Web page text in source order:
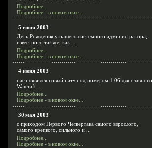
Подробнее...
Подробнее - в новом окне...
5 июня 2003
День Рождения у нашего системного администратора,
известного так же, как ...
Подробнее...
Подробнее - в новом окне...
4 июня 2003
нас появился новый патч под номером 1.06 для славного
Warcraft ...
Подробнее...
Подробнее - в новом окне...
30 мая 2003
с приходом Первого Четвертака самого взрослого,
самого крепкого, сильного и ...
Подробнее...
Подробнее - в новом окне...